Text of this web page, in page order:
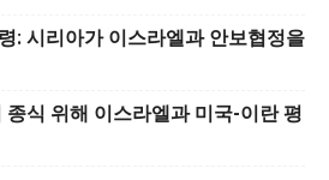
: 시리아가 이스라엘과 안보협정을
식 위해 이스라엘과 미국-이란 평